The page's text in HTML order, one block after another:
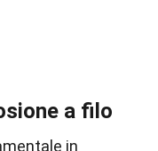
a filo
in